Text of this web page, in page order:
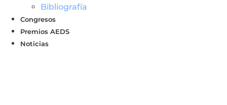
Bibliografía
Congresos
Premios AEDS
Noticias